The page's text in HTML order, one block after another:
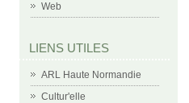
Web
LIENS UTILES
ARL Haute Normandie
Cultur'elle